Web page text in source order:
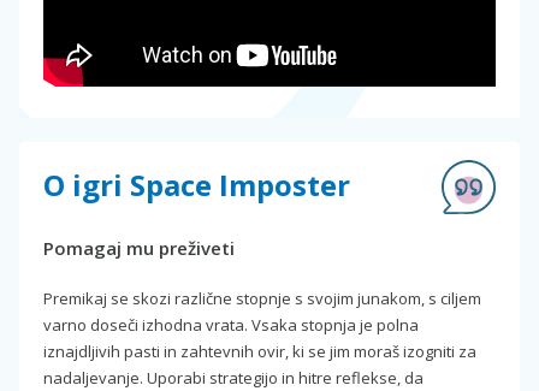
O igri Space Imposter
Pomagaj mu preživeti
Premikaj se skozi različne stopnje s svojim junakom, s ciljem
varno doseči izhodna vrata. Vsaka stopnja je polna
iznajdljivih pasti in zahtevnih ovir, ki se jim moraš izogniti za
nadaljevanje. Uporabi strategijo in hitre reflekse, da